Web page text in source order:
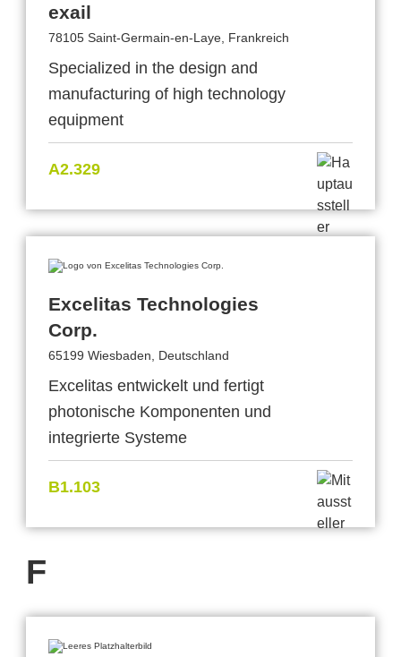
exail
78105 Saint-Germain-en-Laye, Frankreich
Specialized in the design and
manufacturing of high technology
equipment
A2.329
Excelitas Technologies
Corp.
65199 Wiesbaden, Deutschland
Excelitas entwickelt und fertigt
photonische Komponenten und
integrierte Systeme
B1.103
F